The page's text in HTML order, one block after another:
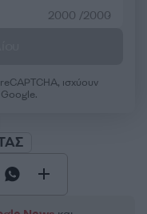
2000 /2000
ισχύουν
Google.